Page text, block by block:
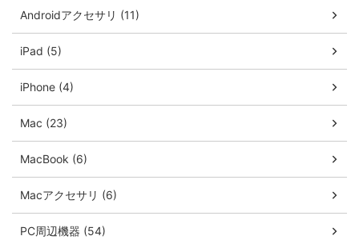
Androidアクセサリ (11)
iPad (5)
iPhone (4)
Mac (23)
MacBook (6)
Macアクセサリ (6)
PC周辺機器 (54)